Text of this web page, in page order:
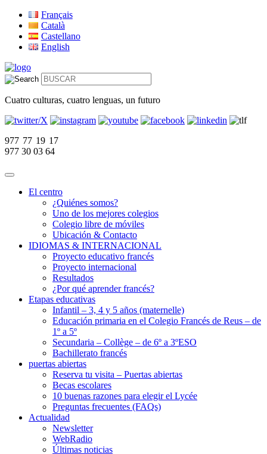
Français
Català
Castellano
English
Cuatro culturas, cuatro lenguas, un futuro
977 77 19 17
977 30 03 64
El centro
¿Quiénes somos?
Uno de los mejores colegios
Colegio libre de móviles
Ubicación & Contacto
IDIOMAS & INTERNACIONAL
Proyecto educativo francés
Proyecto internacional
Resultados
¿Por qué aprender francés?
Etapas educativas
Infantil – 3, 4 y 5 años (maternelle)
Educación primaria en el Colegio Francés de Reus – de
1º a 5º
Secundaria – Collège – de 6º a 3ºESO
Bachillerato francés
puertas abiertas
Reserva tu visita – Puertas abiertas
Becas escolares
10 buenas razones para elegir el Lycée
Preguntas frecuentes (FAQs)
Actualidad
Newsletter
WebRadio
Últimas noticias